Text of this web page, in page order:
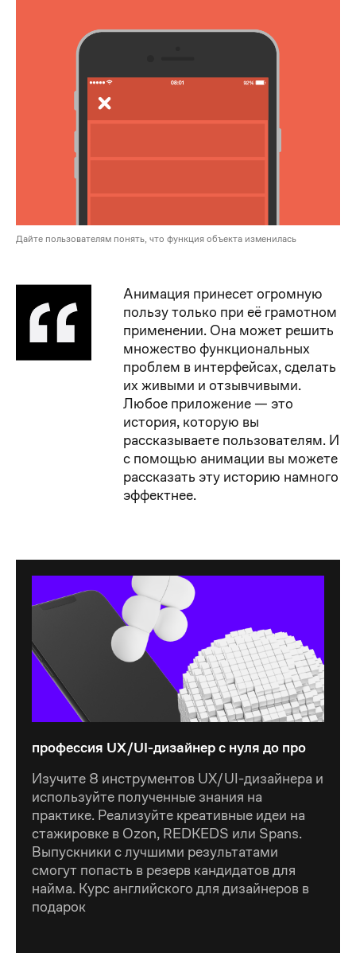
Дайте пользователям понять, что функция объекта изменилась
Анимация принесет огромную
пользу только при её грамотном
применении. Она может решить
множество функциональных
проблем в интерфейсах, сделать
их живыми и отзывчивыми.
Любое приложение — это
история, которую вы
рассказываете пользователям. И
с помощью анимации вы можете
рассказать эту историю намного
эффектнее.
профессия UX/UI-дизайнер с нуля до про
профессия UX/UI-дизайнер с нуля до про
Изучите 8 инструментов UX/UI-дизайнера и
используйте полученные знания на
практике. Реализуйте креативные идеи на
стажировке в Ozon, REDKEDS или Spans.
Выпускники с лучшими результатами
смогут попасть в резерв кандидатов для
найма. Курс английского для дизайнеров в
подарок